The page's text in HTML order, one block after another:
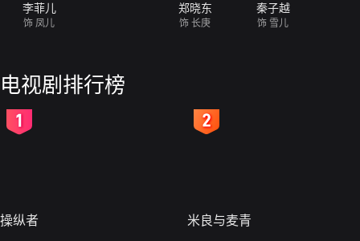
李菲儿
饰 凤儿
郑晓东
饰 长庚
秦子越
饰 雪儿
电视剧排行榜
操纵者 米良与麦青